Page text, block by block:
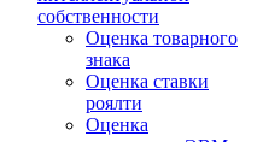
собственности
Оценка товарного
знака
Оценка ставки
роялти
Оценка